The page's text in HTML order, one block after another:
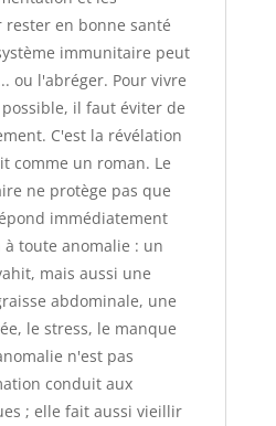
en bonne santé
immunitaire peut
ou l'abréger. Pour vivre
il faut éviter de
C'est la révélation
comme un roman. Le
ne protège pas que
immédiatement
toute anomalie : un
mais aussi une
abdominale, une
le stress, le manque
n'est pas
conduit aux
; elle fait aussi vieillir